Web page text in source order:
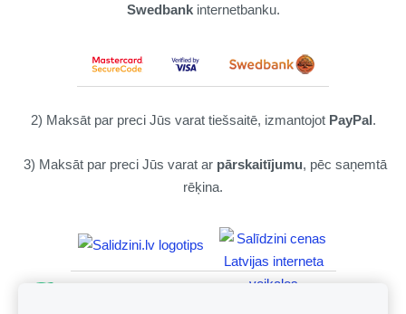
Swedbankinternetbanku.
2) Maksāt par preci Jūs varat tiešsaitē, izmantojot PayPal.
3) Maksāt par preci Jūs varat ar pārskaitījumu, pēc saņemtā
rēķina.